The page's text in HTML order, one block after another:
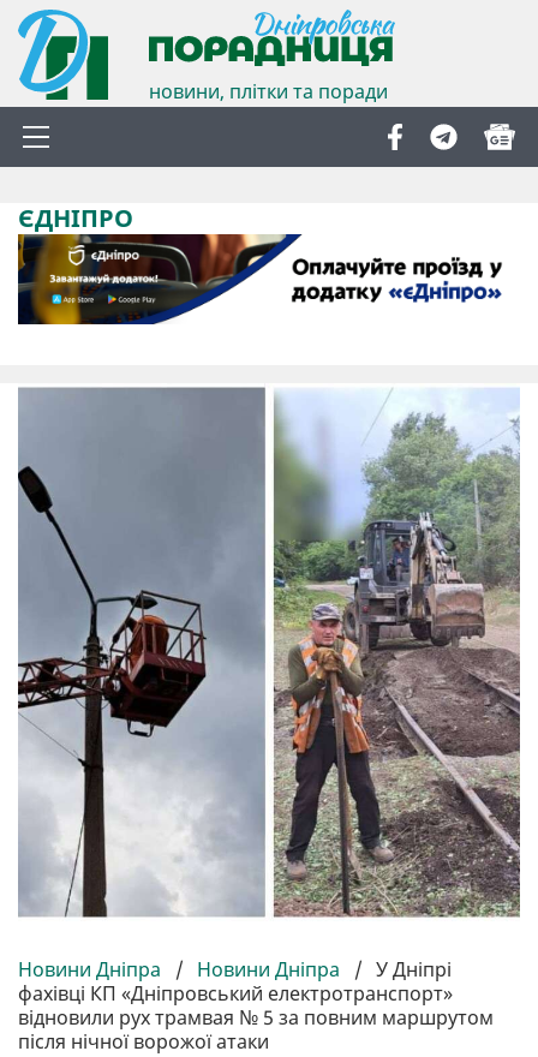
новини, плітки та поради
ЄДНІПРО
Новини Дніпра / Новини Дніпра / У Дніпрі
фахівці КП «Дніпровський електротранспорт»
відновили рух трамвая № 5 за повним маршрутом
після нічної ворожої атаки